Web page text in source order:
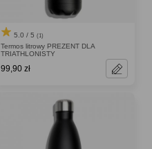
5.0 / 5 (1)
Termos litrowy PREZENT DLA
TRIATHLONISTY
99,90 zł